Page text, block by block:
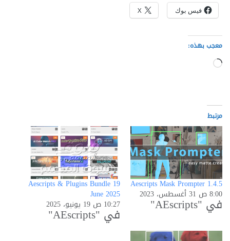
فيس بوك X
معجب بهذه:
جاري
مرتبط
Aescripts Mask Prompter 1.4.5
8:00 ص 31 أغسطس، 2023
في "AEscripts"
Aescripts & Plugins Bundle 19
June 2025
10:27 ص 19 يونيو، 2025
في "AEscripts"